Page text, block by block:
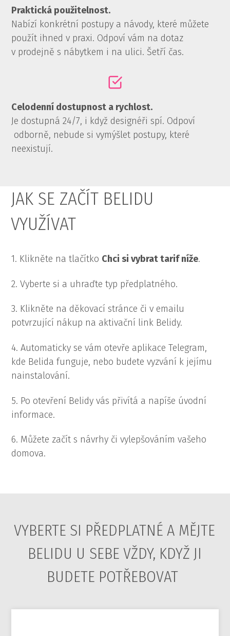
Praktická použitelnost.
Nabízí konkrétní postupy a návody, které můžete
použít ihned v praxi. Odpoví vám na dotaz
v prodejně s nábytkem i na ulici. Šetří čas.
Celodenní dostupnost a rychlost.
Je dostupná 24/7, i když designéři spí. Odpoví
odborně, nebude si vymýšlet postupy, které
neexistují.
JAK SE ZAČÍT BELIDU
VYUŽÍVAT
1. Klikněte na tlačítko Chci si vybrat tarif níže.
2. Vyberte si a uhraďte typ předplatného.
3. Klikněte na děkovací stránce či v emailu
potvrzující nákup na aktivační link Belidy.
4. Automaticky se vám otevře aplikace Telegram,
kde Belida funguje, nebo budete vyzvání k jejímu
nainstalování.
5. Po otevření Belidy vás přivítá a napíše úvodní
informace.
6. Můžete začít s návrhy či vylepšováním vašeho
domova.
VYBERTE SI PŘEDPLATNÉ A MĚJTE
BELIDU U SEBE VŽDY, KDYŽ JI
BUDETE POTŘEBOVAT